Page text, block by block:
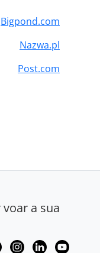
Bigpond.com
Nazwa.pl
Post.com
a sua